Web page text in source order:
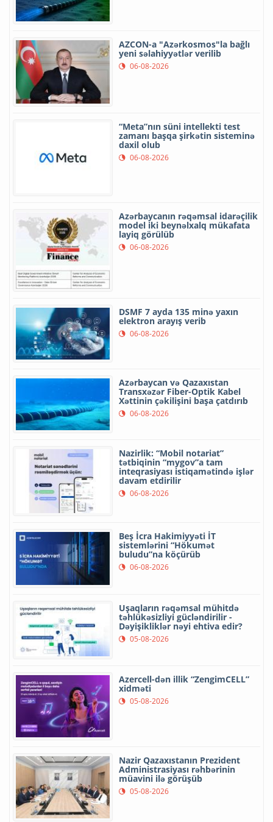
AZCON-a "Azərkosmos"la bağlı
yeni səlahiyyətlər verilib
06-08-2026
“Meta”nın süni intellekti test
zamanı başqa şirkətin sisteminə
daxil olub
06-08-2026
Azərbaycanın rəqəmsal idarəçilik
model iki beynəlxalq mükafata
layiq görülüb
06-08-2026
DSMF 7 ayda 135 minə yaxın
elektron arayış verib
06-08-2026
Azərbaycan və Qazaxıstan
Transxəzər Fiber-Optik Kabel
Xəttinin çəkilişini başa çatdırıb
06-08-2026
Nazirlik: “Mobil notariat”
tətbiqinin “mygov”a tam
inteqrasiyası istiqamətində işlər
davam etdirilir
06-08-2026
Beş İcra Hakimiyyəti İT
sistemlərini “Hökumət
buludu”na köçürüb
06-08-2026
Uşaqların rəqəmsal mühitdə
təhlükəsizliyi gücləndirilir -
Dəyişikliklər nəyi ehtiva edir?
05-08-2026
Azercell-dən illik “ZengimCELL”
xidməti
05-08-2026
Nazir Qazaxıstanın Prezident
Administrasiyası rəhbərinin
müavini ilə görüşüb
05-08-2026